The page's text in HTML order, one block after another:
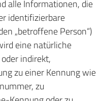
alle Informationen, die
identifizierbare
„betroffene Person“)
eine natürliche
indirekt,
zu einer Kennung wie
zu